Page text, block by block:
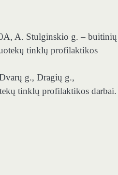
A. Stulginskio g. – buitinių
tinklų profilaktikos
g., Dragių g.,
tinklų profilaktikos darbai.